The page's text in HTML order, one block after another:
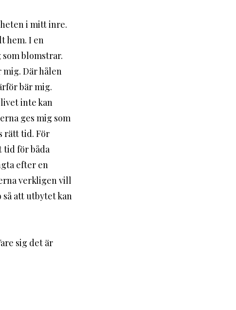
i mitt inre.
hem. I en
blomstrar.
mig. Där hålen
bär mig.
ges mig som
rätt tid. För
tid för båda
efter en
verkligen vill
att utbytet kan
sig det är